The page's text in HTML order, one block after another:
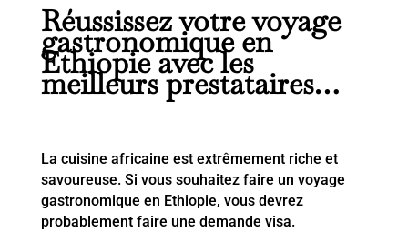
Réussissez votre voyage
gastronomique en
Ethiopie avec les
meilleurs prestataires…
La cuisine africaine est extrêmement riche et
savoureuse. Si vous souhaitez faire un voyage
gastronomique en Ethiopie, vous devrez
probablement faire une demande visa.